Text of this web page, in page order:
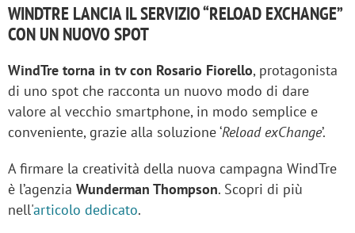
WINDTRE LANCIA IL SERVIZIO “RELOAD EXCHANGE”
CON UN NUOVO SPOT
WindTre torna in tv con Rosario Fiorello, protagonista
di uno spot che racconta un nuovo modo di dare
valore al vecchio smartphone, in modo semplice e
conveniente, grazie alla soluzione ‘Reload exChange’.
A firmare la creatività della nuova campagna WindTre
è l’agenzia Wunderman Thompson. Scopri di più
nell'articolo dedicato.